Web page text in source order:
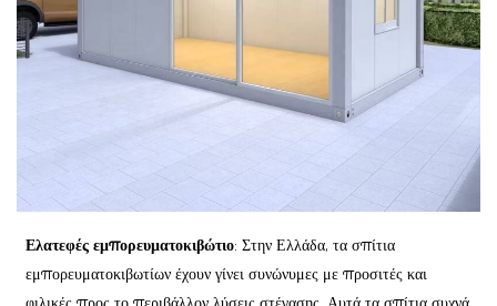
Ελατεφές εμπορευματοκιβώτιο: Στην Ελλάδα, τα σπίτια
εμπορευματοκιβωτίων έχουν γίνει συνώνυμες με προσιτές και
φιλικές προς το περιβάλλον λύσεις στέγασης. Αυτά τα σπίτια συχνά